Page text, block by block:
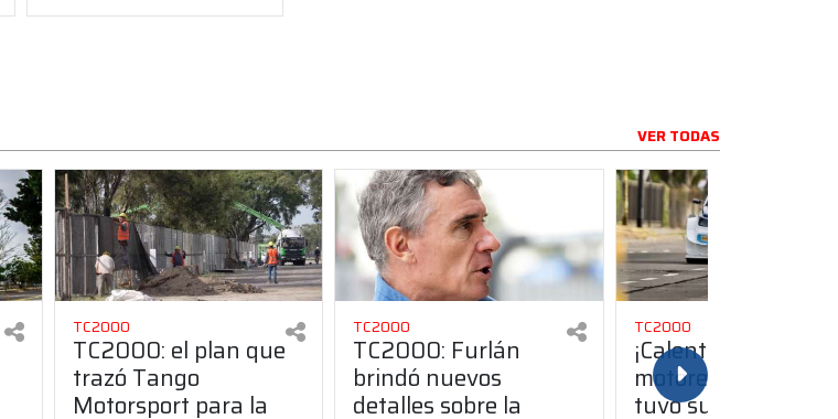
VER TODAS
TC2000
TC2000: el plan que
trazó Tango
Motorsport para la
TC2000
TC2000: Furlán
brindó nuevos
detalles sobre la
TC2000
¡Calentando
motores! El
tuvo su primer